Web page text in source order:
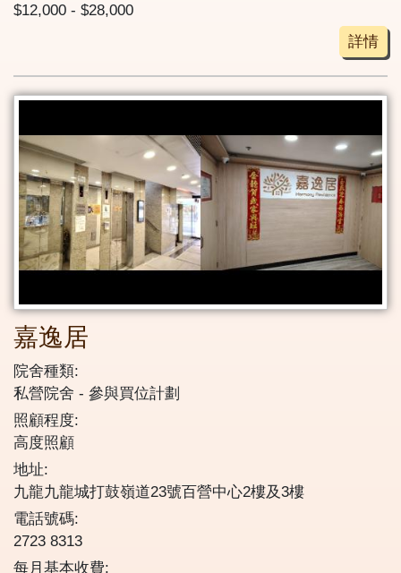
$12,000 - $28,000
詳情
嘉逸居
院舍種類:
私營院舍
參與買位計劃
照顧程度:
高度照顧
地址:
九龍九龍城打鼓嶺道23號百營中心2樓及3樓
電話號碼:
2723 8313
每月基本收費: